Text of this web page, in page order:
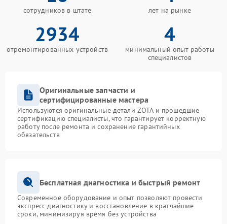
неисправностей и подбирать оптимальный способ
ремонта без затягивания сроков.
Этапы выполнения работ
Процесс обслуживания строится по четкому
алгоритму:
согласование стоимости;
замена неисправных элементов;
финальное тестирование под нагрузкой.
Каждый этап сопровождается фиксацией
результатов, что гарантирует прозрачность
взаимодействия.
организация логистики
Доставка оборудования
При необходимости организуется курьерский
сотрудников в штате лет на рынке
2934
отремонтированных устройств
4
минимальный опыт работы
специалистов
Оригинальные запчасти и
сертифицированные мастера
Используются оригинальные детали ZOTA и прошедшие
сертификацию специалисты, что гарантирует корректную
работу после ремонта и сохранение гарантийных
обязательств
Бесплатная диагностика и быстрый ремонт
Современное оборудование и опыт позволяют провести
экспресс-диагностику и восстановление в кратчайшие
сроки, минимизируя время без устройства